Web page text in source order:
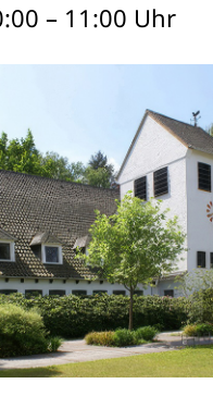
– 11:00 Uhr